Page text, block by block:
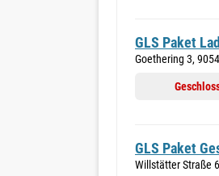
GLS Paket
Goethering 3,
GLS Paket
Willstätter Straße